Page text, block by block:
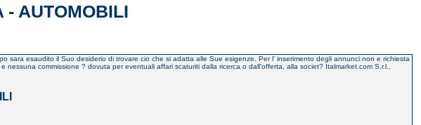
- AUTOMOBILI
esaudito il Suo desiderio di trovare cio che si adatta alle Sue esigenze. Per l' inserimento degli annunci non e richiesta
commissione ? dovuta per eventuali affari scaturiti dalla ricerca o dall'offerta, alla societ? Italmarket.com S.r.l.,